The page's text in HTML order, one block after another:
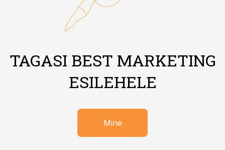
TAGASI BEST MARKETING
ESILEHELE
Mine